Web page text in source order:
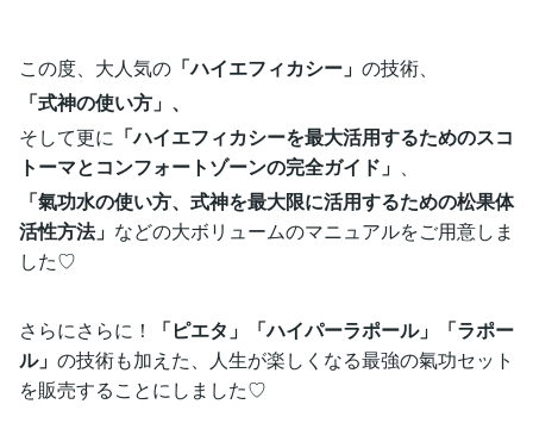
この度、大人気の 「ハイエフィカシー」 の技術、
「式神の使い方」、
そして更に 「ハイエフィカシーを最大活用するためのスコ
トーマとコンフォートゾーンの完全ガイド」 、
「氣功水の使い方、式神を最大限に活用するための松果体
活性方法」 などの大ボリュームのマニュアルをご用意しま
した♡
さらにさらに！
「ピエタ」「ハイパーラポール」「ラポー
ル」 の技術も加えた、人生が楽しくなる最強の氣功セット
を販売することにしました♡